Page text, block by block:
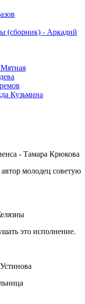
(сборник) - Аркадий
Кузьмина
- Тамара Крюкова
молодец советую
это исполнение.